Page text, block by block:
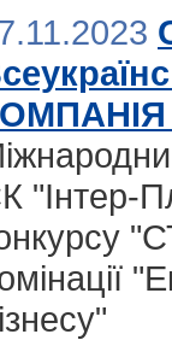
"Інтер-